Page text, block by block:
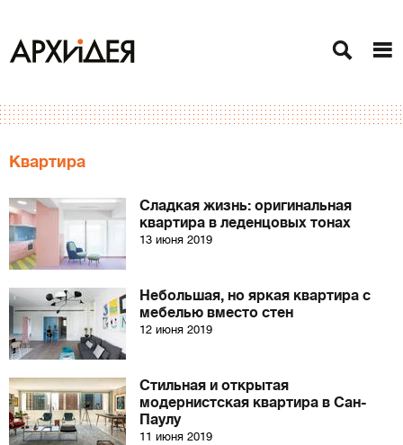
Квартира
Сладкая жизнь: оригинальная
квартира в леденцовых тонах
13 июня 2019
Небольшая, но яркая квартира с
мебелью вместо стен
12 июня 2019
Стильная и открытая
модернистская квартира в Сан-
Паулу
11 июня 2019